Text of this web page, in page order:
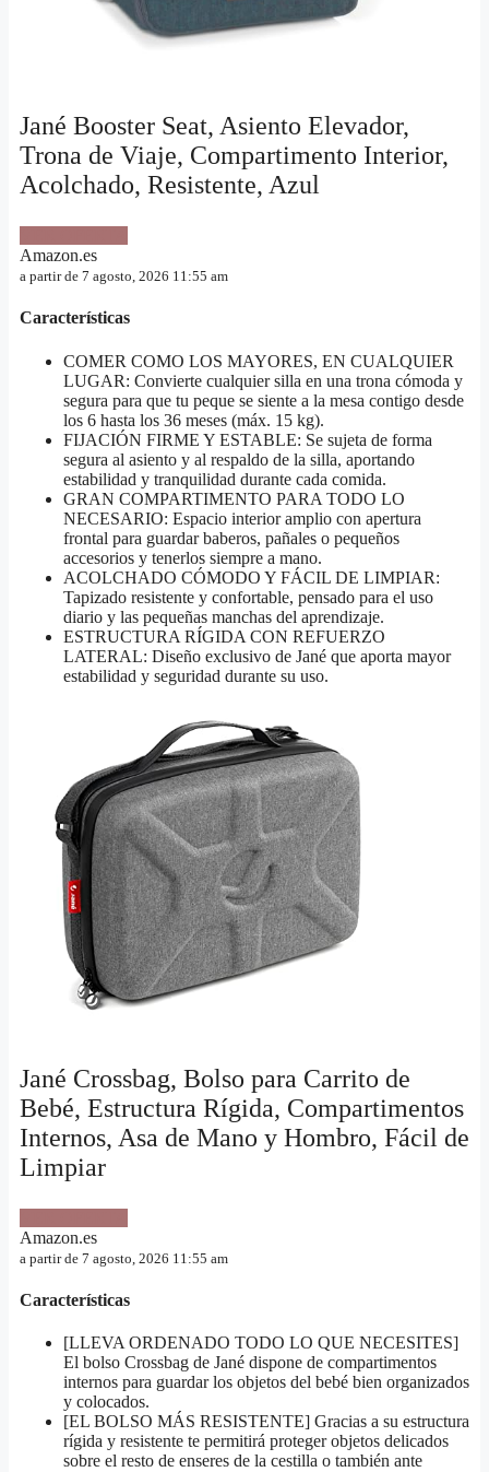
Jané Booster Seat, Asiento Elevador,
Trona de Viaje, Compartimento Interior,
Acolchado, Resistente, Azul
Amazon.es
a partir de 7 agosto, 2026 11:55 am
Características
COMER COMO LOS MAYORES, EN CUALQUIER
LUGAR: Convierte cualquier silla en una trona cómoda y
segura para que tu peque se siente a la mesa contigo desde
los 6 hasta los 36 meses (máx. 15 kg).
FIJACIÓN FIRME Y ESTABLE: Se sujeta de forma
segura al asiento y al respaldo de la silla, aportando
estabilidad y tranquilidad durante cada comida.
GRAN COMPARTIMENTO PARA TODO LO
NECESARIO: Espacio interior amplio con apertura
frontal para guardar baberos, pañales o pequeños
accesorios y tenerlos siempre a mano.
ACOLCHADO CÓMODO Y FÁCIL DE LIMPIAR:
Tapizado resistente y confortable, pensado para el uso
diario y las pequeñas manchas del aprendizaje.
ESTRUCTURA RÍGIDA CON REFUERZO
LATERAL: Diseño exclusivo de Jané que aporta mayor
estabilidad y seguridad durante su uso.
Jané Crossbag, Bolso para Carrito de
Bebé, Estructura Rígida, Compartimentos
Internos, Asa de Mano y Hombro, Fácil de
Limpiar
Amazon.es
a partir de 7 agosto, 2026 11:55 am
Características
[LLEVA ORDENADO TODO LO QUE NECESITES]
El bolso Crossbag de Jané dispone de compartimentos
internos para guardar los objetos del bebé bien organizados
y colocados.
[EL BOLSO MÁS RESISTENTE] Gracias a su estructura
rígida y resistente te permitirá proteger objetos delicados
sobre el resto de enseres de la cestilla o también ante